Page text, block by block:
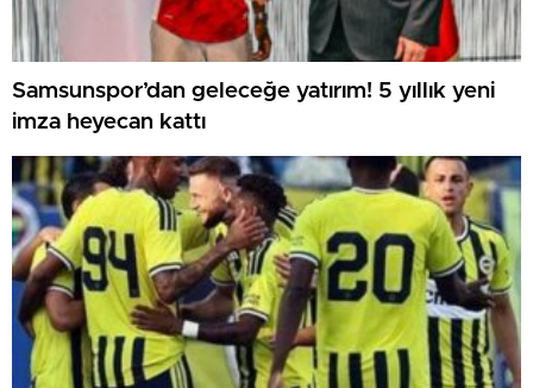
Samsunspor’dan geleceğe yatırım! 5 yıllık yeni
imza heyecan kattı